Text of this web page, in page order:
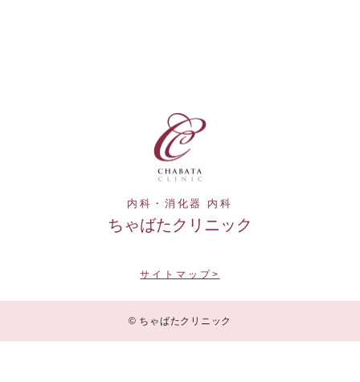
内科・消化器 内科
ちゃばたクリニック
サイトマップ>
© ちゃばたクリニック